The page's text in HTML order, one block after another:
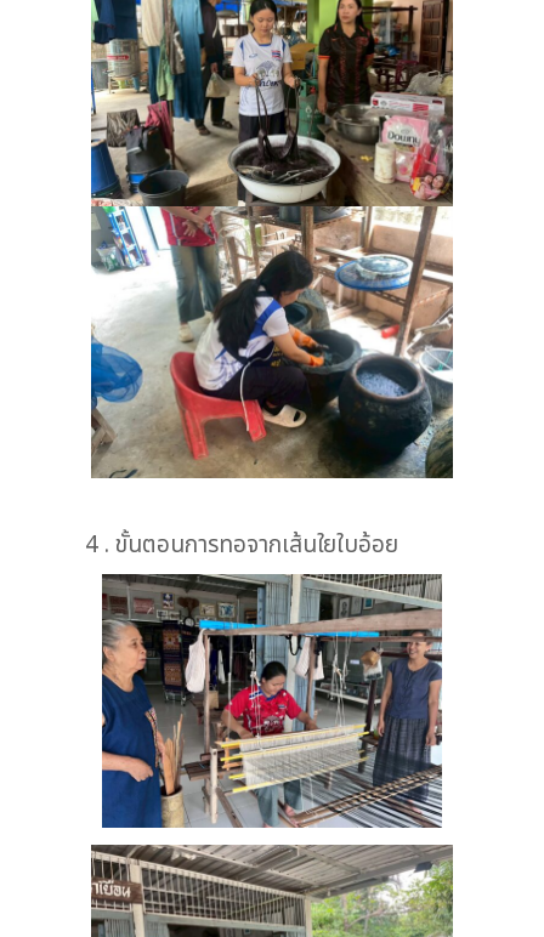
4 . ขั้นตอนการทอจากเส้นใยใบอ้อย